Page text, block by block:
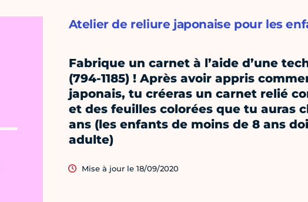
Atelier de reliure japonaise pour les
Fabrique un carnet à l’aide d’une
(794-1185) ! Après avoir appris
japonais, tu créeras un carnet relié
et des feuilles colorées que tu auras
ans (les enfants de moins de 8 ans
adulte)
Mise à jour le 18/09/2020